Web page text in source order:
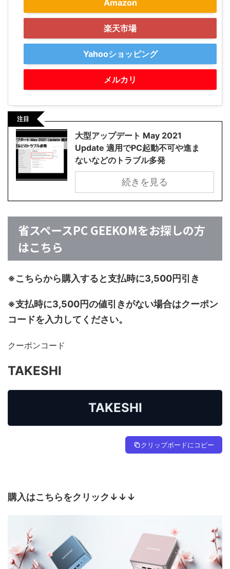
Amazon
楽天市場
Yahooショッピング
メルカリ
注目
大型アップデート May 2021
Update 適用でPC起動不可や進ま
ないなどのトラブル多発
続きを見る
省スペースPC GEEKOMをお探しの方
はこちら
※こちらから購入すると支払時に3,500円引き
※支払時に3,500円の値引きがない場合はクーポン
コードを入力してください。
クーポンコード
TAKESHI
TAKESHI
クリップボードにコピー
購入はこちらをクリック↓↓↓